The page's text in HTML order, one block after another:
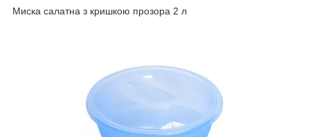
Миска салатна з кришкою прозора 2 л